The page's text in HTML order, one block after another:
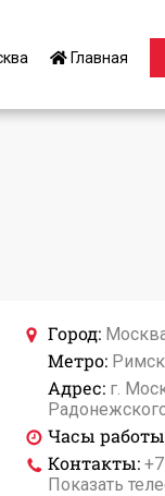
Главная
Город:
Метро:
Адрес: г.
Часы
Контакты:
Показать